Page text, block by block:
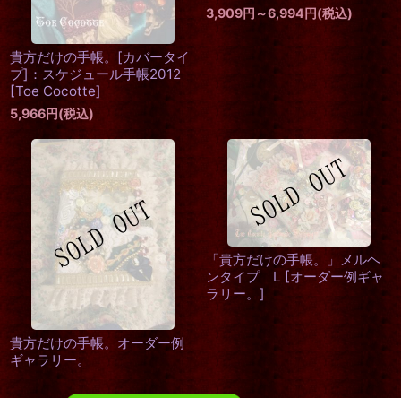
貴方だけの手帳。[カバータイ
プ]：スケジュール手帳2012
[Toe Cocotte]
5,966円(税込)
3,909円 ～6,994円(税込)
貴方だけの手帳。オーダー例
ギャラリー。
「貴方だけの手帳。」メルヘ
ンタイプ L [オーダー例ギャ
ラリー。 ]